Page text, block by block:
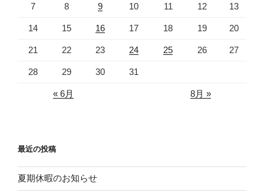
7 8 9 10 11 12 13
14 15 16 17 18 19 20
21 22 23 24 25 26 27
28 29 30 31
« 6月 8月 »
最近の投稿
夏期休暇のお知らせ